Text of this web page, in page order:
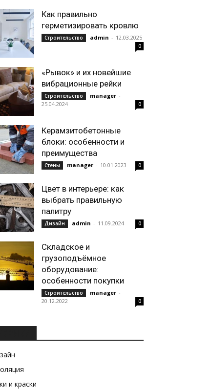
Как правильно
герметизировать кровлю
Строительство admin - 12.03.2025
0
«Рывок» и их новейшие
вибрационные рейки
Строительство manager -
25.04.2024
0
Керамзитобетонные
блоки: особенности и
преимущества
Стены manager - 10.01.2023 0
Цвет в интерьере: как
выбрать правильную
палитру
Дизайн admin - 11.09.2024 0
Складское и
грузоподъёмное
оборудование:
особенности покупки
Строительство manager -
20.12.2022
0
и краски